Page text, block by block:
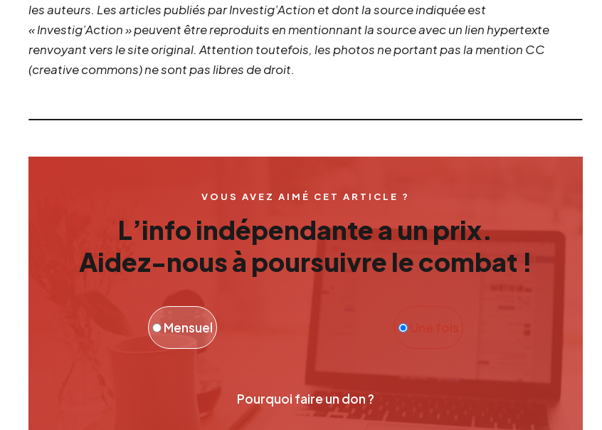
les auteurs. Les articles publiés par Investig’Action et dont la source indiquée est
« Investig’Action » peuvent être reproduits en mentionnant la source avec un lien hypertexte
renvoyant vers le site original. Attention toutefois, les photos ne portant pas la mention CC
(creative commons) ne sont pas libres de droit.
VOUS AVEZ AIMÉ CET ARTICLE ?
L’info indépendante a un prix.
Aidez-nous à poursuivre le combat !
Mensuel
Pourquoi faire un don ?